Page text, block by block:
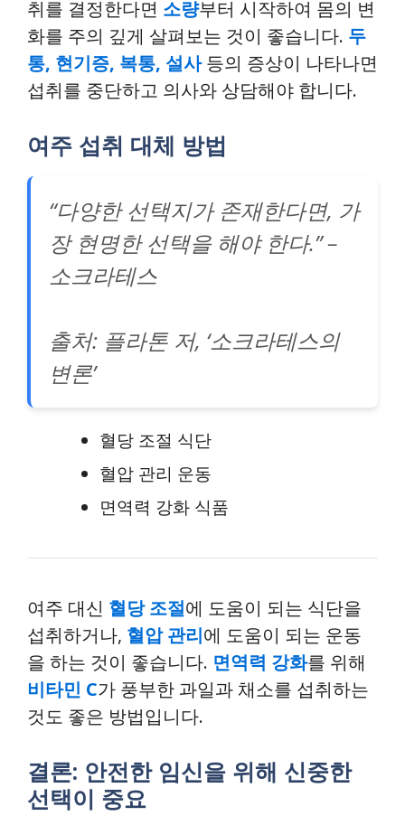
취를 결정한다면 소량부터 시작하여 몸의 변
화를 주의 깊게 살펴보는 것이 좋습니다. 두
통, 현기증, 복통, 설사등의 증상이 나타나면
섭취를 중단하고 의사와 상담해야 합니다.
여주 섭취 대체 방법
“다양한 선택지가 존재한다면, 가
장 현명한 선택을 해야 한다.” –
소크라테스
출처: 플라톤 저, ‘소크라테스의
변론’
혈당 조절 식단
혈압 관리 운동
면역력 강화 식품
여주 대신 혈당 조절에 도움이 되는 식단을
섭취하거나, 혈압 관리에 도움이 되는 운동
을 하는 것이 좋습니다. 면역력 강화를 위해
비타민 C가 풍부한 과일과 채소를 섭취하는
것도 좋은 방법입니다.
결론: 안전한 임신을 위해 신중한
선택이 중요